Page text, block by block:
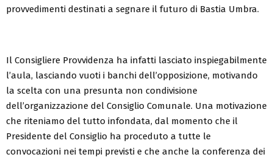
provvedimenti destinati a segnare il futuro di Bastia Umbra.
Il Consigliere Provvidenza ha infatti lasciato inspiegabilmente
l’aula, lasciando vuoti i banchi dell’opposizione, motivando
la scelta con una presunta non condivisione
dell’organizzazione del Consiglio Comunale. Una motivazione
che riteniamo del tutto infondata, dal momento che il
Presidente del Consiglio ha proceduto a tutte le
convocazioni nei tempi previsti e che anche la conferenza dei